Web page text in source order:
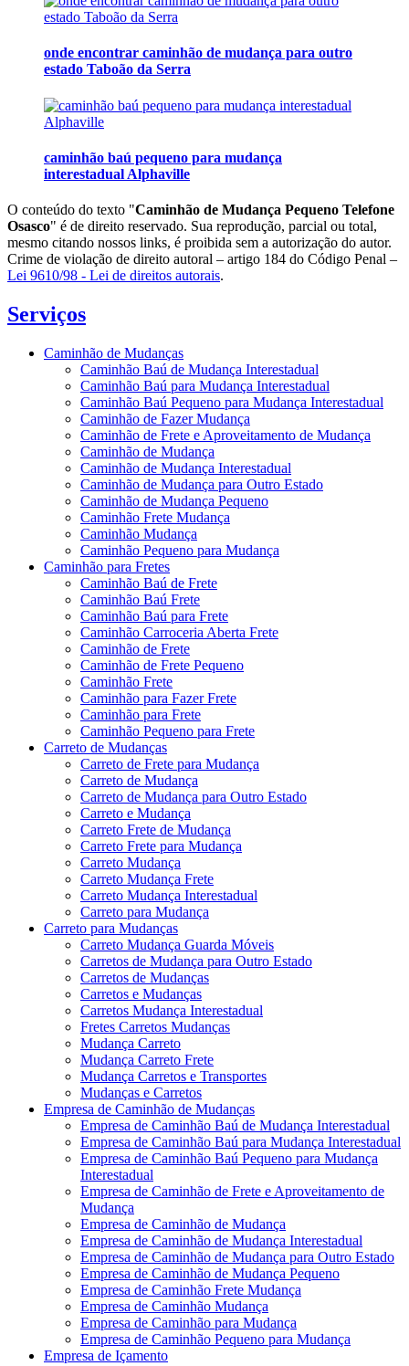
onde encontrar caminhão de mudança para outro
estado Taboão da Serra
caminhão baú pequeno para mudança
interestadual Alphaville
O conteúdo do texto "Caminhão de Mudança Pequeno Telefone
Osasco" é de direito reservado. Sua reprodução, parcial ou total,
mesmo citando nossos links, é proibida sem a autorização do autor.
Crime de violação de direito autoral – artigo 184 do Código Penal –
Lei 9610/98 - Lei de direitos autorais.
Serviços
Caminhão de Mudanças
Caminhão Baú de Mudança Interestadual
Caminhão Baú para Mudança Interestadual
Caminhão Baú Pequeno para Mudança Interestadual
Caminhão de Fazer Mudança
Caminhão de Frete e Aproveitamento de Mudança
Caminhão de Mudança
Caminhão de Mudança Interestadual
Caminhão de Mudança para Outro Estado
Caminhão de Mudança Pequeno
Caminhão Frete Mudança
Caminhão Mudança
Caminhão Pequeno para Mudança
Caminhão para Fretes
Caminhão Baú de Frete
Caminhão Baú Frete
Caminhão Baú para Frete
Caminhão Carroceria Aberta Frete
Caminhão de Frete
Caminhão de Frete Pequeno
Caminhão Frete
Caminhão para Fazer Frete
Caminhão para Frete
Caminhão Pequeno para Frete
Carreto de Mudanças
Carreto de Frete para Mudança
Carreto de Mudança
Carreto de Mudança para Outro Estado
Carreto e Mudança
Carreto Frete de Mudança
Carreto Frete para Mudança
Carreto Mudança
Carreto Mudança Frete
Carreto Mudança Interestadual
Carreto para Mudança
Carreto para Mudanças
Carreto Mudança Guarda Móveis
Carretos de Mudança para Outro Estado
Carretos de Mudanças
Carretos e Mudanças
Carretos Mudança Interestadual
Fretes Carretos Mudanças
Mudança Carreto
Mudança Carreto Frete
Mudança Carretos e Transportes
Mudanças e Carretos
Empresa de Caminhão de Mudanças
Empresa de Caminhão Baú de Mudança Interestadual
Empresa de Caminhão Baú para Mudança Interestadual
Empresa de Caminhão Baú Pequeno para Mudança
Interestadual
Empresa de Caminhão de Frete e Aproveitamento de
Mudança
Empresa de Caminhão de Mudança
Empresa de Caminhão de Mudança Interestadual
Empresa de Caminhão de Mudança para Outro Estado
Empresa de Caminhão de Mudança Pequeno
Empresa de Caminhão Frete Mudança
Empresa de Caminhão Mudança
Empresa de Caminhão para Mudança
Empresa de Caminhão Pequeno para Mudança
Empresa de Içamento